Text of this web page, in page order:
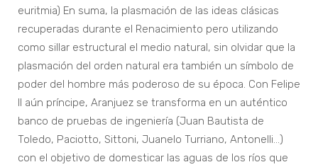
euritmia) En suma, la plasmación de las ideas clásicas
recuperadas durante el Renacimiento pero utilizando
como sillar estructural el medio natural, sin olvidar que la
plasmación del orden natural era también un símbolo de
poder del hombre más poderoso de su época. Con Felipe
II aún príncipe, Aranjuez se transforma en un auténtico
banco de pruebas de ingeniería (Juan Bautista de
Toledo, Paciotto, Sittoni, Juanelo Turriano, Antonelli…)
con el objetivo de domesticar las aguas de los ríos que